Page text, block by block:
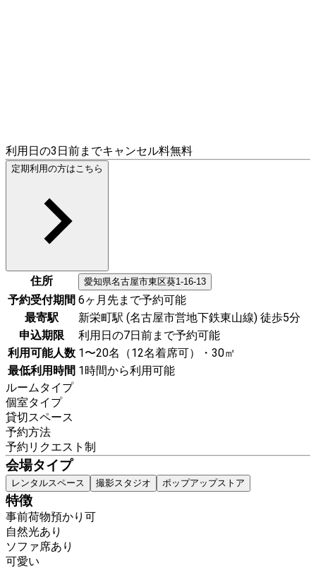
利用日の3日前までキャンセル料無料
定期利用の方はこちら
住所 愛知県名古屋市東区葵1-16-13
予約受付期間 6ヶ月先まで予約可能
最寄駅
新栄町駅 (名古屋市営地下鉄東山線) 徒歩5分
申込期限
利用日の7日前まで予約可能
利用可能人数 1〜20名（12名着席可）・30㎡
最低利用時間 1時間から利用可能
ルームタイプ
個室タイプ
貸切スペース
予約方法
予約リクエスト制
会場タイプ
レンタルスペース 撮影スタジオ ポップアップストア
特徴
事前荷物預かり可
自然光あり
ソファ席あり
可愛い